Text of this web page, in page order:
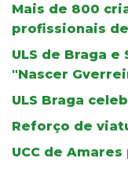
Mais de 800
profissionais
ULS de Braga
"Nascer
ULS Braga
Reforço de
UCC de